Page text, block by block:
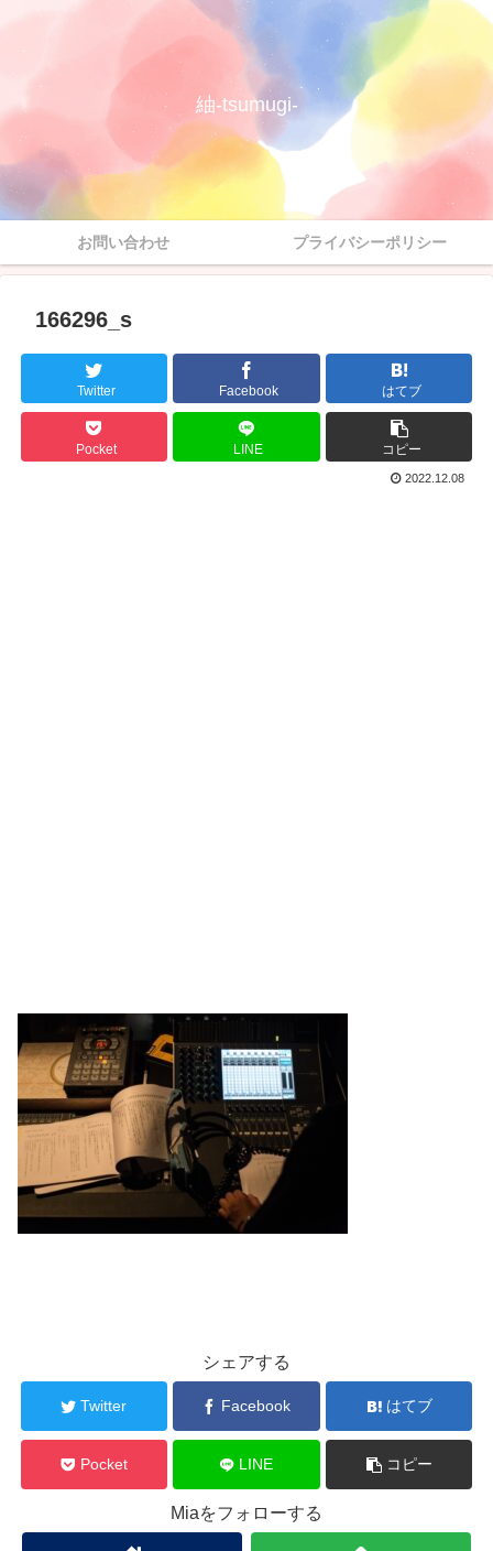
紬-tsumugi-
お問い合わせ プライバシーポリシー
166296_s
Twitter Facebook はてブ
Pocket LINE コピー
2022.12.08
シェアする
Twitter Facebook はてブ
Pocket LINE コピー
Miaをフォローする